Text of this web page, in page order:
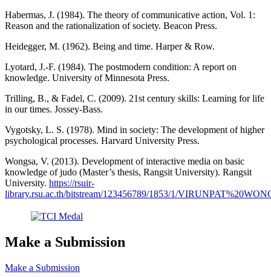
Habermas, J. (1984). The theory of communicative action, Vol. 1:
Reason and the rationalization of society. Beacon Press.
Heidegger, M. (1962). Being and time. Harper & Row.
Lyotard, J.-F. (1984). The postmodern condition: A report on
knowledge. University of Minnesota Press.
Trilling, B., & Fadel, C. (2009). 21st century skills: Learning for life
in our times. Jossey-Bass.
Vygotsky, L. S. (1978). Mind in society: The development of higher
psychological processes. Harvard University Press.
Wongsa, V. (2013). Development of interactive media on basic
knowledge of judo (Master’s thesis, Rangsit University). Rangsit
University. https://rsuir-
library.rsu.ac.th/bitstream/123456789/1853/1/
Make a Submission
Make a Submission